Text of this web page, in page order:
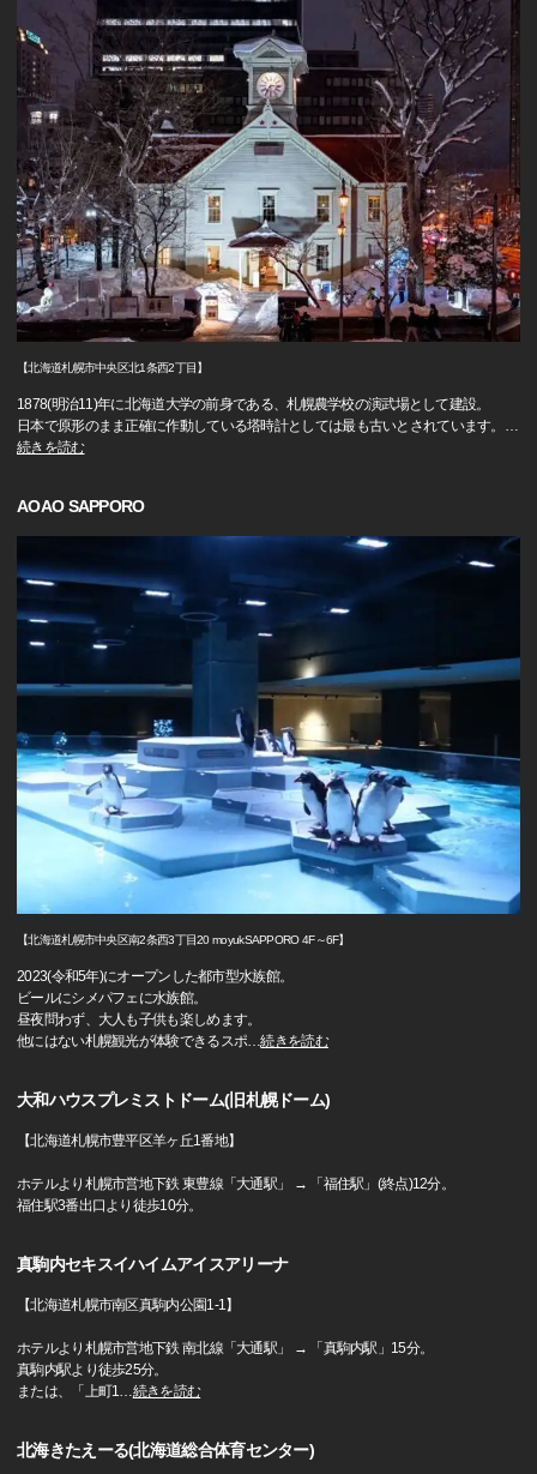
【北海道札幌市中央区北1条西2丁目】
1878(明治11)年に北海道大学の前身である、札幌農学校の演武場として建設。
日本で原形のまま正確に作動している塔時計としては最も古いとされています。 …
続きを読む
AOAO SAPPORO
【北海道札幌市中央区南2条西3丁目20 moyukSAPPORO 4F～6F】
2023(令和5年)にオープンした都市型水族館。
ビールにシメパフェに水族館。
昼夜問わず、大人も子供も楽しめます。
他にはない札幌観光が体験できるスポ…続きを読む
大和ハウスプレミストドーム(旧札幌ドーム)
【北海道札幌市豊平区羊ヶ丘1番地】
ホテルより札幌市営地下鉄 東豊線「大通駅」 → 「福住駅」(終点)12分。
福住駅3番出口より徒歩10分。
真駒内セキスイハイムアイスアリーナ
【北海道札幌市南区真駒内公園1-1】
ホテルより札幌市営地下鉄 南北線「大通駅」 → 「真駒内駅」15分。
真駒内駅より徒歩25分。
または、「上町1…続きを読む
北海きたえーる(北海道総合体育センター)